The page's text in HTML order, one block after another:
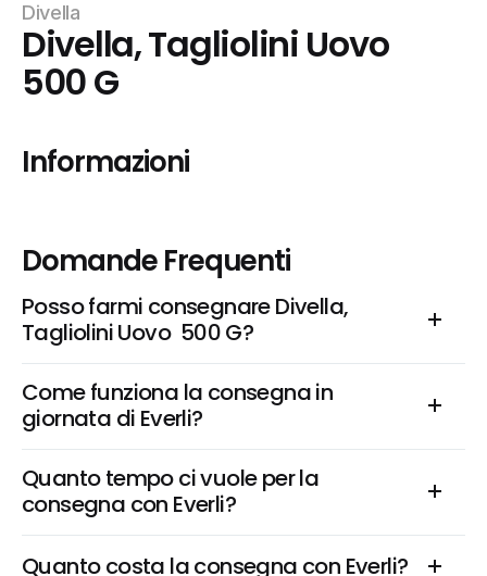
Divella
Divella, Tagliolini Uovo
500 G
Informazioni
Domande Frequenti
Posso farmi consegnare Divella,
Tagliolini Uovo  500 G?
Come funziona la consegna in
giornata di Everli?
Quanto tempo ci vuole per la
consegna con Everli?
Quanto costa la consegna con Everli?